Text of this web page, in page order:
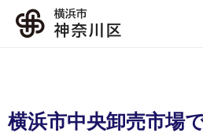
横浜市中央卸売市場